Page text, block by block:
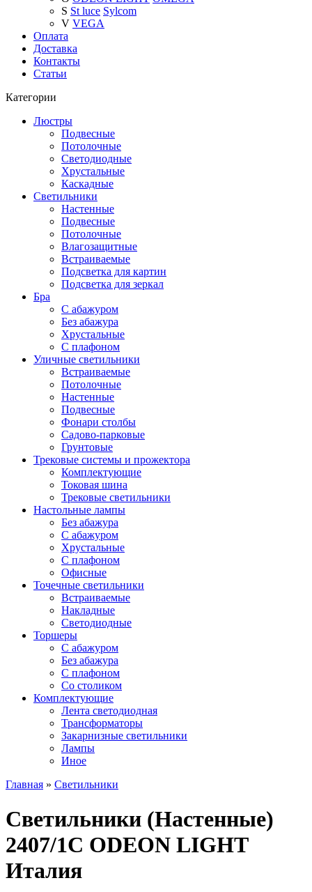
S St luce Sylcom
V VEGA
Оплата
Доставка
Контакты
Статьи
Категории
Люстры
Подвесные
Потолочные
Светодиодные
Хрустальные
Каскадные
Светильники
Настенные
Подвесные
Потолочные
Влагозащитные
Встраиваемые
Подсветка для картин
Подсветка для зеркал
Бра
С абажуром
Без абажура
Хрустальные
С плафоном
Уличные светильники
Встраиваемые
Потолочные
Настенные
Подвесные
Фонари столбы
Садово-парковые
Грунтовые
Трековые системы и прожектора
Комплектующие
Токовая шина
Трековые светильники
Настольные лампы
Без абажура
С абажуром
Хрустальные
С плафоном
Офисные
Точечные светильники
Встраиваемые
Накладные
Светодиодные
Торшеры
С абажуром
Без абажура
С плафоном
Со столиком
Комплектующие
Лента светодиодная
Трансформаторы
Закарнизные светильники
Лампы
Иное
Главная » Светильники
Светильники (Настенные)
2407/1C ODEON LIGHT
Италия